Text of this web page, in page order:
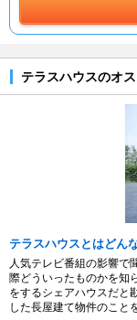
テラスハウスのオ
テラスハウスとはどん
人気テレビ番組の影響で
際どういったものかを知
をするシェアハウスだと
した長屋建て物件のこと